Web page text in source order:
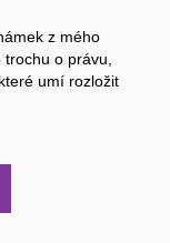
z mého
o právu,
umí rozložit